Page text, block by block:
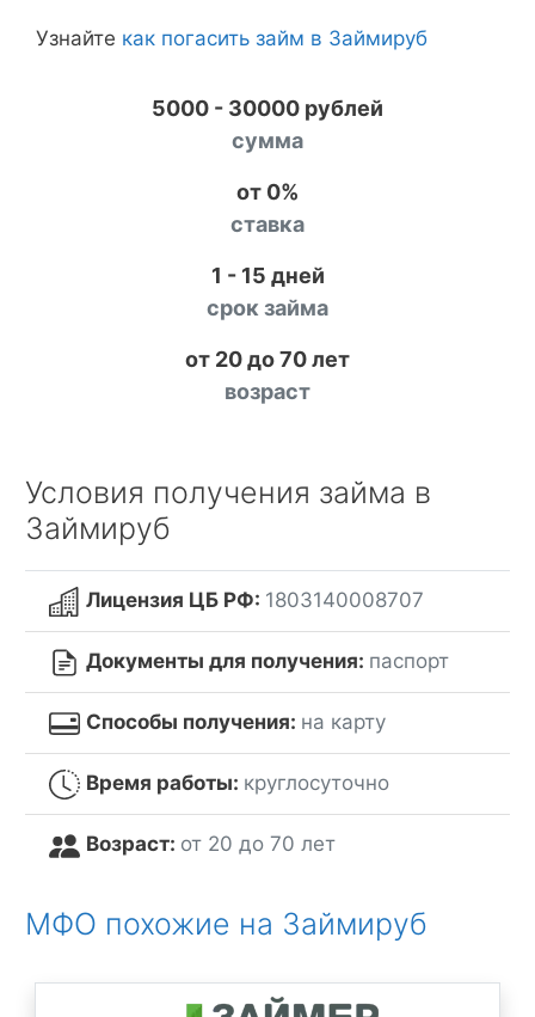
Узнайте как погасить займ в Займируб
5000 - 30000 рублей
сумма
от 0%
ставка
1 - 15 дней
срок займа
от 20 до 70 лет
возраст
Условия получения займа в
Займируб
Лицензия ЦБ РФ: 1803140008707
Документы для получения: паспорт
Способы получения: на карту
Время работы: круглосуточно
Возраст: от 20 до 70 лет
МФО похожие на Займируб